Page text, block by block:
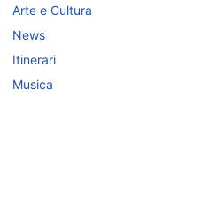
Arte e Cultura
News
Itinerari
Musica